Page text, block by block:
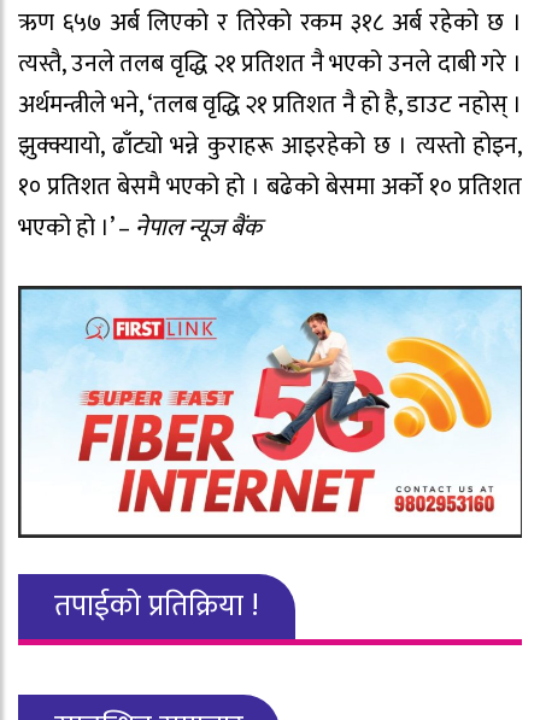
ऋण ६५७ अर्ब लिएको र तिरेको रकम ३१८ अर्ब रहेको छ ।
त्यस्तै, उनले तलब वृद्धि २१ प्रतिशत नै भएको उनले दाबी गरे ।
अर्थमन्त्रीले भने, ‘तलब वृद्धि २१ प्रतिशत नै हो है, डाउट नहोस् ।
झुक्क्यायो, ढाँट्यो भन्ने कुराहरू आइरहेको छ । त्यस्तो होइन,
१० प्रतिशत बेसमै भएको हो । बढेको बेसमा अर्को १० प्रतिशत
भएको हो ।’ – नेपाल न्यूज बैंक
तपाईको प्रतिक्रिया !